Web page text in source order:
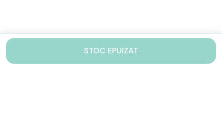
STOC EPUIZAT